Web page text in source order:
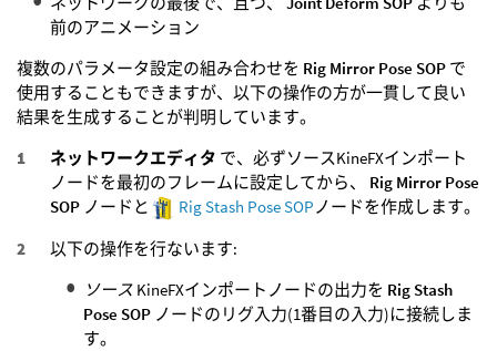
前のアニメーション
複数のパラメータ設定の組み合わせを Rig Mirror Pose SOP で
使用することもできますが、以下の操作の方が一貫して良い
結果を生成することが判明しています。
ネットワークエディタ で、必ずソースKineFXインポート
ノードを最初のフレームに設定してから、 Rig Mirror Pose
SOP ノードと Rig Stash Pose SOP ノードを作成します。
以下の操作を行ないます:
ソース KineFXインポートノードの出力を Rig Stash
Pose SOP ノードのリグ入力(1番目の入力)に接続しま
す。